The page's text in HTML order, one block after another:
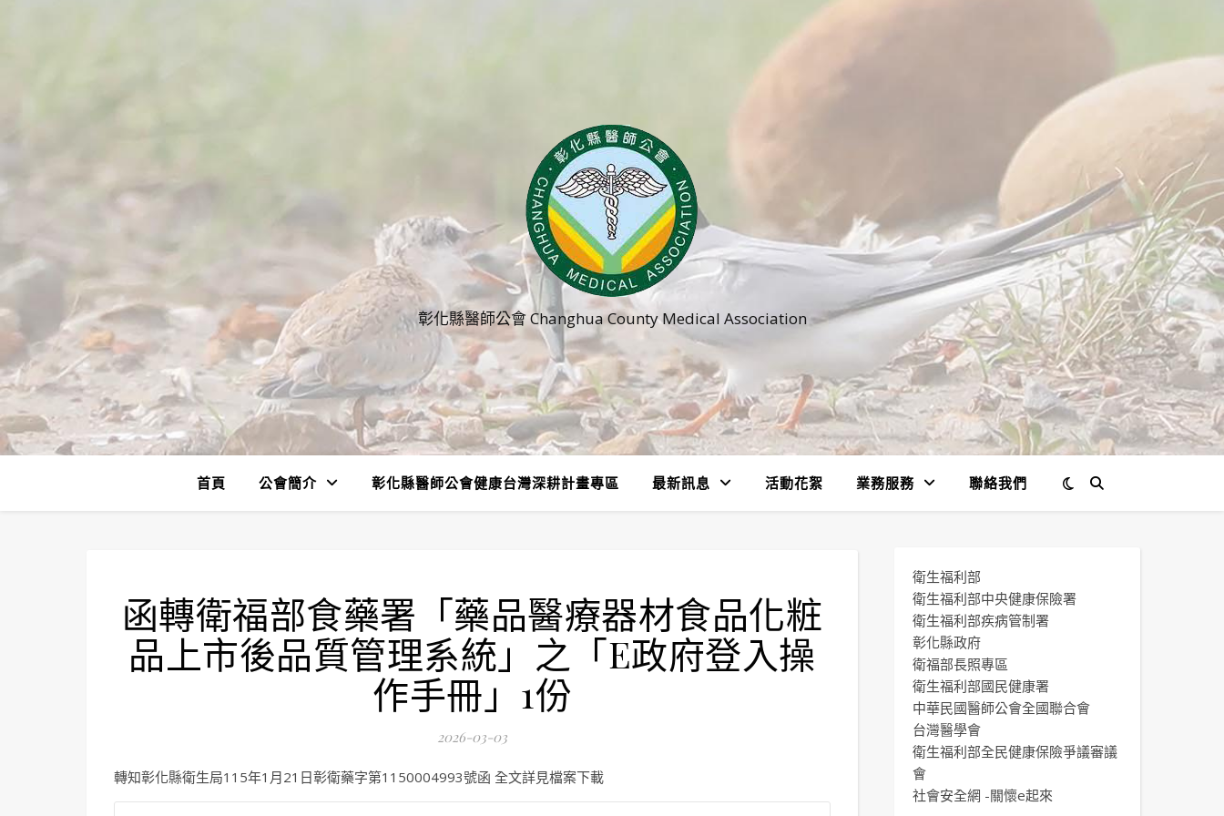
彰化縣醫師公會 Changhua County Medical Association
首頁 公會簡介 彰化縣醫師公會健康台灣深耕計畫專區 最新訊息 活動花絮 業務服務 聯絡我們
函轉衛福部食藥署「藥品醫療器材食品化粧
品上市後品質管理系統」之「E政府登入操
作手冊」1份
2026-03-03
轉知彰化縣衛生局115年1月21日彰衛藥字第1150004993號函 全文詳見檔案下載
衛生福利部
衛生福利部中央健康保險署
衛生福利部疾病管制署
彰化縣政府
衛福部長照專區
衛生福利部國民健康署
中華民國醫師公會全國聯合會
台灣醫學會
衛生福利部全民健康保險爭議審議
會
社會安全網 -關懷e起來